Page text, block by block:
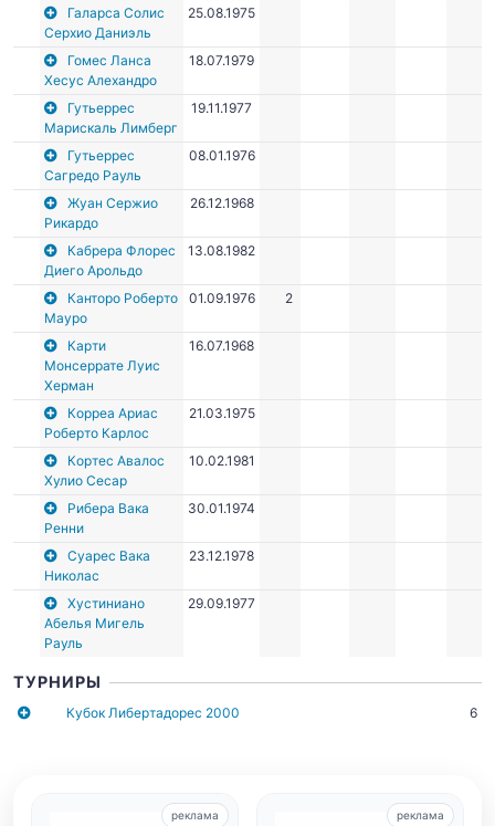
Галарса Солис
Серхио Даниэль
25.08.1975
Гомес Ланса
Хесус Алехандро
18.07.1979
Гутьеррес
Марискаль Лимберг
19.11.1977
Гутьеррес
Сагредо Рауль
08.01.1976
Жуан Сержио
Рикардо
26.12.1968
Кабрера Флорес
Диего Арольдо
13.08.1982
Канторо Роберто
Мауро
01.09.1976 2
Карти
Монсеррате Луис
Херман
16.07.1968
Корреа Ариас
Роберто Карлос
21.03.1975
Кортес Авалос
Хулио Сесар
10.02.1981
Рибера Вака
Ренни
30.01.1974
Суарес Вака
Николас
23.12.1978
Хустиниано
Абелья Мигель
Рауль
29.09.1977
ТУРНИРЫ
Кубок Либертадорес 2000 6
реклама реклама